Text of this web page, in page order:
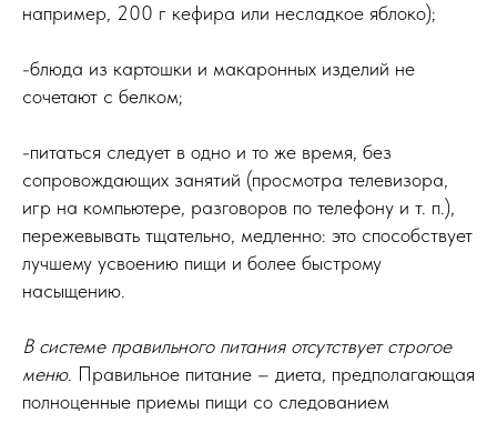
например, 200 г кефира или несладкое яблоко);
-блюда из картошки и макаронных изделий не
сочетают с белком;
-питаться следует в одно и то же время, без
сопровождающих занятий (просмотра телевизора,
игр на компьютере, разговоров по телефону и т. п.),
пережевывать тщательно, медленно: это способствует
лучшему усвоению пищи и более быстрому
насыщению.
В системе правильного питания отсутствует строгое
меню. Правильное питание – диета, предполагающая
полноценные приемы пищи со следованием